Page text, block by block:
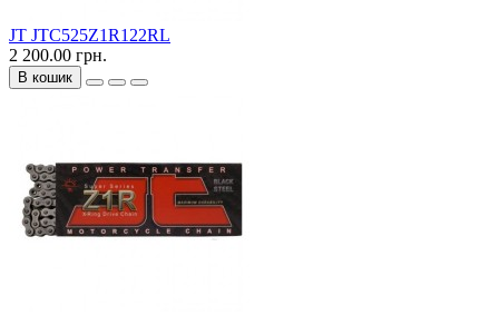
JT JTC525Z1R122RL
2 200.00 грн.
В кошик